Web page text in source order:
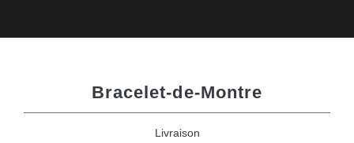
Bracelet-de-Montre
Livraison